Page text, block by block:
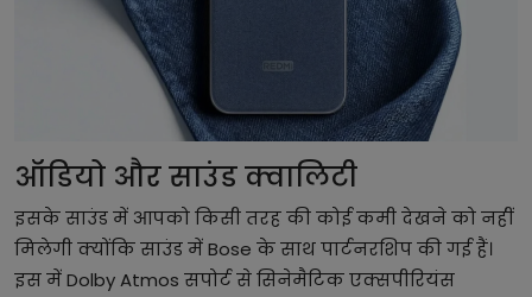
ऑडियो और साउंड क्वालिटी
इसके साउंड में आपको किसी तरह की कोई कमी देखने को नहीं
मिलेगी क्योंकि साउंड में Bose के साथ पार्टनरशिप की गई हैं।
इस में Dolby Atmos सपोर्ट से सिनेमैटिक एक्सपीरियंस